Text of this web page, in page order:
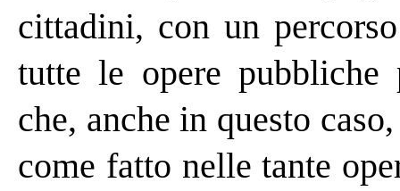
cittadini, con un
tutte le opere pubbliche
che, anche in questo
come fatto nelle tante